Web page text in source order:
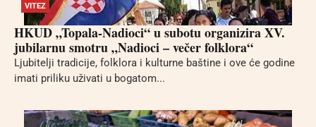
VITEZ
HKUD „Topala-Nadioci“ u subotu organizira XV.
jubilarnu smotru „Nadioci – večer folklora“
Ljubitelji tradicije, folklora i kulturne baštine i ove će godine
imati priliku uživati u bogatom...